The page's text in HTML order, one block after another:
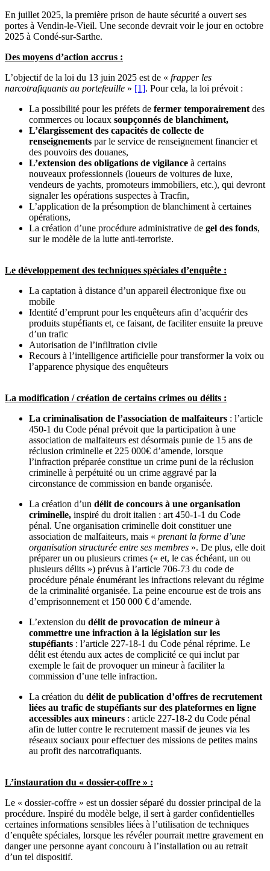
En juillet 2025, la première prison de haute sécurité a ouvert ses
portes à Vendin-le-Vieil. Une seconde devrait voir le jour en octobre
2025 à Condé-sur-Sarthe.
Des moyens d’action accrus :
L’objectif de la loi du 13 juin 2025 est de « frapper les
narcotrafiquants au portefeuille » [1]. Pour cela, la loi prévoit :
La possibilité pour les préfets de fermer temporairement des
commerces ou locaux soupçonnés de blanchiment,
L’élargissement des capacités de collecte de
renseignements par le service de renseignement financier et
des pouvoirs des douanes,
L’extension des obligations de vigilance à certains
nouveaux professionnels (loueurs de voitures de luxe,
vendeurs de yachts, promoteurs immobiliers, etc.), qui devront
signaler les opérations suspectes à Tracfin,
L’application de la présomption de blanchiment à certaines
opérations,
La création d’une procédure administrative de gel des fonds,
sur le modèle de la lutte anti-terroriste.
Le développement des techniques spéciales d’enquête :
La captation à distance d’un appareil électronique fixe ou
mobile
Identité d’emprunt pour les enquêteurs afin d’acquérir des
produits stupéfiants et, ce faisant, de faciliter ensuite la preuve
d’un trafic
Autorisation de l’infiltration civile
Recours à l’intelligence artificielle pour transformer la voix ou
l’apparence physique des enquêteurs
La modification / création de certains crimes ou délits :
La criminalisation de l’association de malfaiteurs : l’article
450-1 du Code pénal prévoit que la participation à une
association de malfaiteurs est désormais punie de 15 ans de
réclusion criminelle et 225 000€ d’amende, lorsque
l’infraction préparée constitue un crime puni de la réclusion
criminelle à perpétuité ou un crime aggravé par la
circonstance de commission en bande organisée.
La création d’un délit de concours à une organisation
criminelle, inspiré du droit italien : art 450-1-1 du Code
pénal. Une organisation criminelle doit constituer une
association de malfaiteurs, mais « prenant la forme d’une
organisation structurée entre ses membres ». De plus, elle doit
préparer un ou plusieurs crimes (« et, le cas échéant, un ou
plusieurs délits ») prévus à l’article 706-73 du code de
procédure pénale énumérant les infractions relevant du régime
de la criminalité organisée. La peine encourue est de trois ans
d’emprisonnement et 150 000 € d’amende.
L’extension du délit de provocation de mineur à
commettre une infraction à la législation sur les
stupéfiants : l’article 227-18-1 du Code pénal réprime. Le
délit est étendu aux actes de complicité ce qui inclut par
exemple le fait de provoquer un mineur à faciliter la
commission d’une telle infraction.
La création du délit de publication d’offres de recrutement
liées au trafic de stupéfiants sur des plateformes en ligne
accessibles aux mineurs : article 227-18-2 du Code pénal
afin de lutter contre le recrutement massif de jeunes via les
réseaux sociaux pour effectuer des missions de petites mains
au profit des narcotrafiquants.
L’instauration du « dossier-coffre » :
Le « dossier-coffre » est un dossier séparé du dossier principal de la
procédure. Inspiré du modèle belge, il sert à garder confidentielles
certaines informations sensibles liées à l’utilisation de techniques
d’enquête spéciales, lorsque les révéler pourrait mettre gravement en
danger une personne ayant concouru à l’installation ou au retrait
d’un tel dispositif.